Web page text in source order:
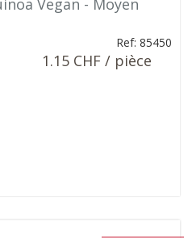
Vegan - Moyen
Ref: 85450
1.15 CHF / pièce